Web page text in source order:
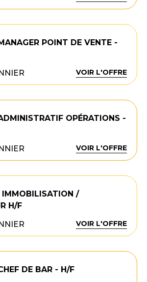
POINT DE VENTE -
VOIR L'OFFRE
OPÉRATIONS -
VOIR L'OFFRE
IMMOBILISATION /
H/F
VOIR L'OFFRE
DE BAR - H/F